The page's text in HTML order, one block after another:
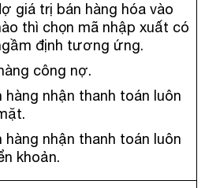
giá trị bán hàng hóa vào
thì chọn mã nhập xuất có
định tương ứng.
công nợ.
hàng nhận thanh toán luôn
hàng nhận thanh toán luôn
khoản.